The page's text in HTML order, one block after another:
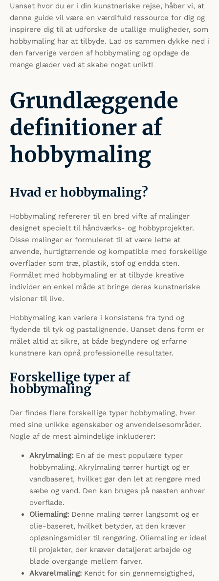
Uanset hvor du er i din kunstneriske rejse, håber vi, at
denne guide vil være en værdifuld ressource for dig og
inspirere dig til at udforske de utallige muligheder, som
hobbymaling har at tilbyde. Lad os sammen dykke ned i
den farverige verden af hobbymaling og opdage de
mange glæder ved at skabe noget unikt!
Grundlæggende
definitioner af
hobbymaling
Hvad er hobbymaling?
Hobbymaling refererer til en bred vifte af malinger
designet specielt til håndværks- og hobbyprojekter.
Disse malinger er formuleret til at være lette at
anvende, hurtigtørrende og kompatible med forskellige
overflader som træ, plastik, stof og endda sten.
Formålet med hobbymaling er at tilbyde kreative
individer en enkel måde at bringe deres kunstneriske
visioner til live.
Hobbymaling kan variere i konsistens fra tynd og
flydende til tyk og pastalignende. Uanset dens form er
målet altid at sikre, at både begyndere og erfarne
kunstnere kan opnå professionelle resultater.
Forskellige typer af
hobbymaling
Der findes flere forskellige typer hobbymaling, hver
med sine unikke egenskaber og anvendelsesområder.
Nogle af de mest almindelige inkluderer:
Akrylmaling: En af de mest populære typer
hobbymaling. Akrylmaling tørrer hurtigt og er
vandbaseret, hvilket gør den let at rengøre med
sæbe og vand. Den kan bruges på næsten enhver
overflade.
Oliemaling: Denne maling tørrer langsomt og er
olie-baseret, hvilket betyder, at den kræver
opløsningsmidler til rengøring. Oliemaling er ideel
til projekter, der kræver detaljeret arbejde og
bløde overgange mellem farver.
Akvarelmaling: Kendt for sin gennemsigtighed,